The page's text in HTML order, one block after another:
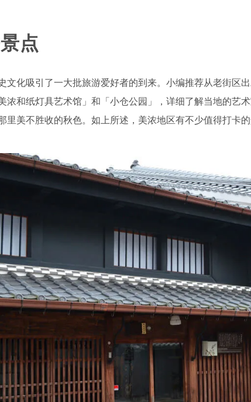
点
文化吸引了一大批旅游爱好者的到来。小编推荐从老街区
浓和纸灯具艺术馆」和「小仓公园」，详细了解当地的艺
里美不胜收的秋色。如上所述，美浓地区有不少值得打卡的